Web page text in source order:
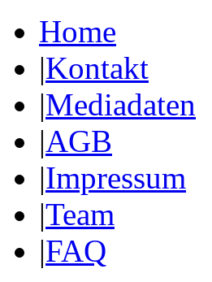
Home
|Kontakt
|Mediadaten
|AGB
|Impressum
|Team
|FAQ